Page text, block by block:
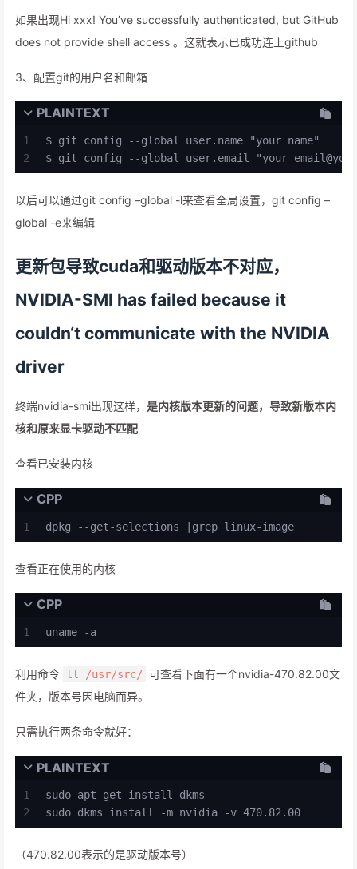
如果出现Hi xxx! You’ve successfully authenticated, but GitHub
does not provide shell access 。这就表示已成功连上github
3、配置git的用户名和邮箱
PLAINTEXT
1
2
$ git config --global user.name "your name"
$ git config --global user.email "
以后可以通过git config –global -l来查看全局设置，git config –
global -e来编辑
更新包导致cuda和驱动版本不对应，
NVIDIA-SMI has failed because it
couldn‘t communicate with the NVIDIA
driver
终端nvidia-smi出现这样， 是内核版本更新的问题，导致新版本内
核和原来显卡驱动不匹配
查看已安装内核
CPP
1 dpkg --get-selections |grep linux-image
查看正在使用的内核
CPP
1 uname -a
利用命令 ll /usr/src/ 可查看下面有一个nvidia-470.82.00文
件夹，版本号因电脑而异。
只需执行两条命令就好：
PLAINTEXT
1
2
sudo apt-get install dkms
sudo dkms install -m nvidia -v 470.82.00
（470.82.00表示的是驱动版本号）